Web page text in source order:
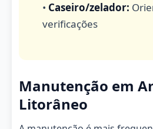
• Caseiro/zelador:
verificações
Manutenção em
Litorâneo